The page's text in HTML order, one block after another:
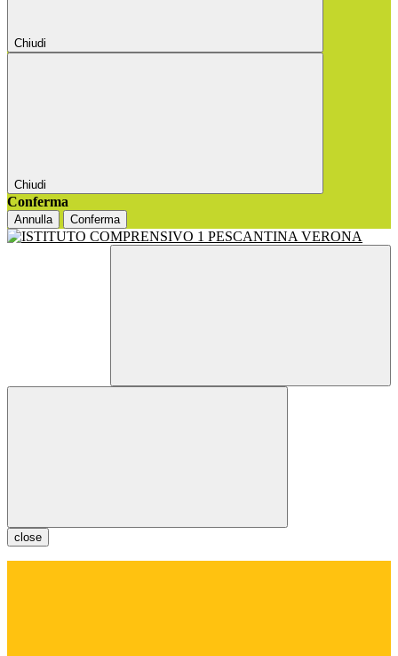
Chiudi
Chiudi
Conferma
Annulla Conferma
close